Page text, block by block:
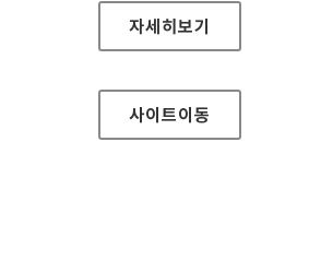
현대HDS
자세히보기
사이트이동